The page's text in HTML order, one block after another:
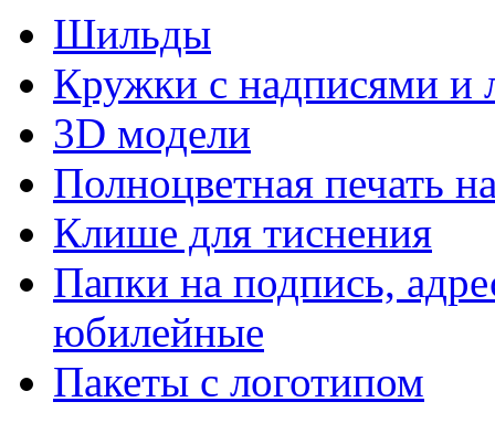
Шильды
Кружки с надписями и
3D модели
Полноцветная печать
Клише для тиснения
Папки на подпись,
юбилейные
Пакеты с логотипом